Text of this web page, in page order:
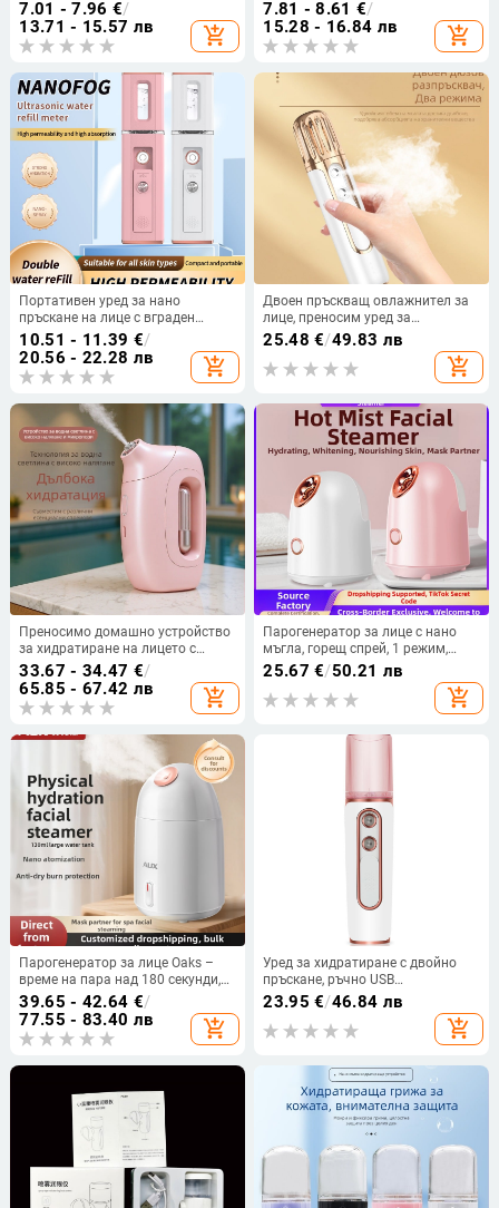
нано пръскане, вградена батерия
300–500 mAh, време на пръскане
до 10 s, режим 1
7.01 - 7.96 €/
13.71 - 15.57 лв
add_shopping_cart
студено пръскане – вградена
батерия 100–300mAh, мъгла 11–
30 сек, 1-ви режим, възможност
за пръскане на алкохол
7.81 - 8.61 €/
15.28 - 16.84 лв
add_shopping_cart
Портативен уред за нано
пръскане на лице с вграден
акумулатор - студено пръскане,
<=10 s мъгла, 1 режим, капацитет
батерия 100-300 mAh, работа 1-3
ч
10.51 - 11.39 €/
20.56 - 22.28 лв
add_shopping_cart
Двоен пръскващ овлажнител за
лице, преносим уред за
хидратация, вградена батерия
1000–1200 mAh, 2-ри режим,
студено пръскане, автоматично
25.48 €/49.83 лв
add_shopping_cart
Преносимо домашно устройство
за хидратиране на лицето с
кислородна инфузия и нано
пръскане
33.67 - 34.47 €/
65.85 - 67.42 лв
add_shopping_cart
Парогенератор за лице с нано
мъгла, горещ спрей, 1 режим,
вградена батерия, време на
мъглата 31–60 сек
25.67 €/50.21 лв
add_shopping_cart
Парогенератор за лице Oaks –
време на пара над 180 секунди,
5+ настройки, топло пръскане,
технология за подобряване на
проникването на влагата
39.65 - 42.64 €/
77.55 - 83.40 лв
add_shopping_cart
Уред за хидратиране с двойно
пръскане, ръчно USB
презареждащ се овлажняващ
апарат за лице, мини студен
пръскател и овлажнител, батерия
1200-2000 mAh, до 1 час работа
23.95 €/46.84 лв
add_shopping_cart